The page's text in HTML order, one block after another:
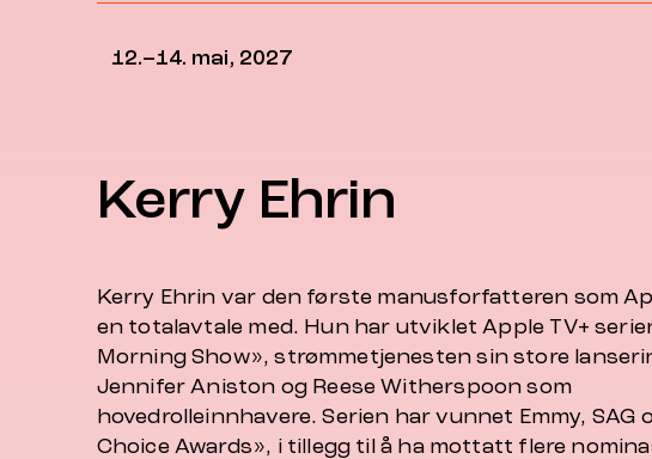
12.–14. mai, 2027
Kerry Ehrin
Kerry Ehrin var den første manusforfatteren som
en totalavtale med. Hun har utviklet Apple TV+
Morning Show», strømmetjenesten sin store
Jennifer Aniston og Reese Witherspoon som
hovedrolleinnhavere. Serien har vunnet Emmy, SAG
Choice Awards», i tillegg til å ha mottatt flere